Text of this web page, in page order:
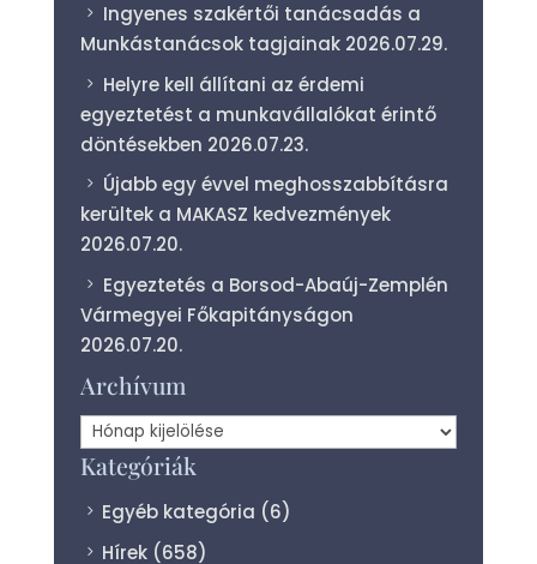
Ingyenes szakértői tanácsadás a
Munkástanácsok tagjainak 2026.07.29.
Helyre kell állítani az érdemi
egyeztetést a munkavállalókat érintő
döntésekben 2026.07.23.
Újabb egy évvel meghosszabbításra
kerültek a MAKASZ kedvezmények
2026.07.20.
Egyeztetés a Borsod-Abaúj-Zemplén
Vármegyei Főkapitányságon
2026.07.20.
Archívum
Archívum
Kategóriák
Egyéb kategória (6)
Hírek (658)